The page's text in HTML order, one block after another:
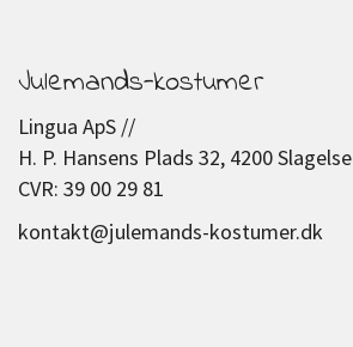
Julemands-kostumer
Lingua ApS //
H. P. Hansens Plads 32, 4200 Slagelse
CVR: 39 00 29 81
kontakt@julemands-kostumer.dk